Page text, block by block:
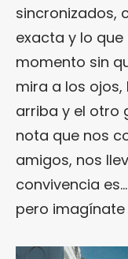
sincronizados,
exacta y lo
momento sin
mira a los
arriba y el otro
nota que nos
amigos, nos
convivencia
pero imagínate